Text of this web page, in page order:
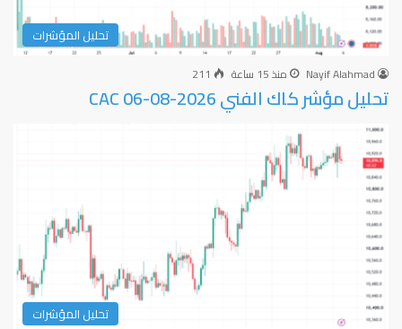
تحليل المؤشرات
Nayif Alahmad منذ 15 ساعة 211
تحليل مؤشر كاك الفني CAC 06-08-2026
تحليل المؤشرات